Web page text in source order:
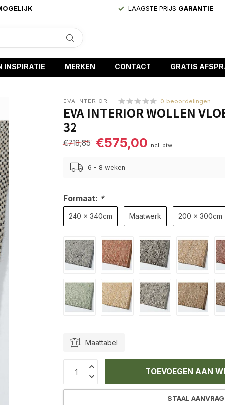
LAAGSTE PRIJS GARANTIE
INSPIRATIE MERKEN CONTACT GRATIS
EVA INTERIOR 0 beoordelingen
EVA INTERIOR WOLLEN
32
€718,85 €575,00 Incl. btw
6 - 8 weken
Formaat: *
240 x 340cm Maatwerk 200 x 300cm
Maattabel
TOEVOEGEN AAN
STAAL